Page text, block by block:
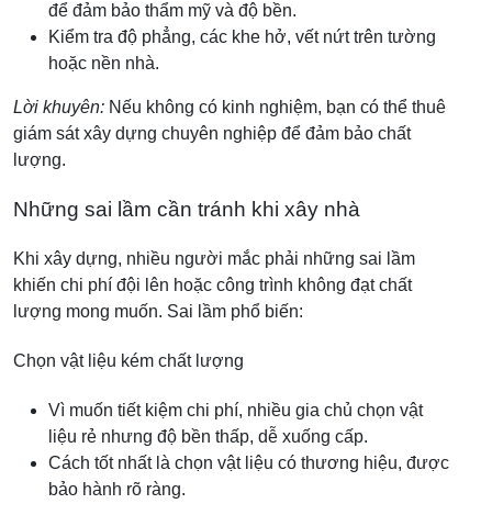
để đảm bảo thẩm mỹ và độ bền.
Kiểm tra độ phẳng, các khe hở, vết nứt trên tường
hoặc nền nhà.
Lời khuyên: Nếu không có kinh nghiệm, bạn có thể thuê
giám sát xây dựng chuyên nghiệp để đảm bảo chất
lượng.
Những sai lầm cần tránh khi xây nhà
Khi xây dựng, nhiều người mắc phải những sai lầm
khiến chi phí đội lên hoặc công trình không đạt chất
lượng mong muốn. Sai lầm phổ biến:
Chọn vật liệu kém chất lượng
Vì muốn tiết kiệm chi phí, nhiều gia chủ chọn vật
liệu rẻ nhưng độ bền thấp, dễ xuống cấp.
Cách tốt nhất là chọn vật liệu có thương hiệu, được
bảo hành rõ ràng.